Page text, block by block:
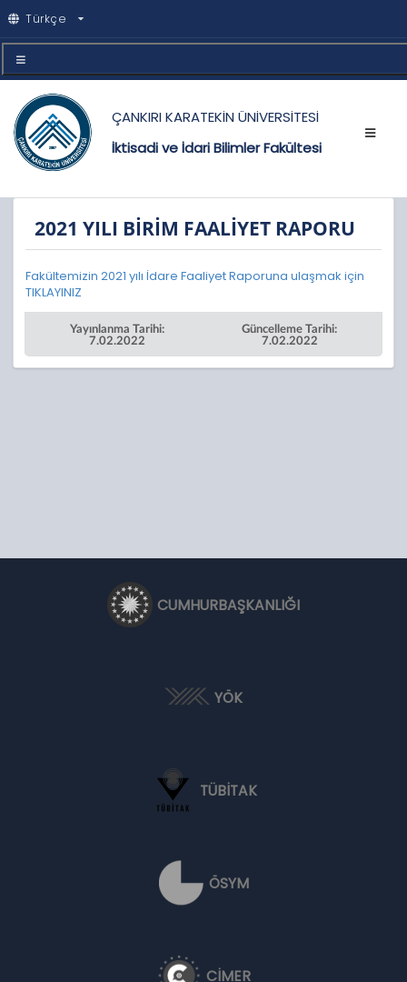
Türkçe
ÇANKIRI KARATEKİN ÜNİVERSİTESİ
İktisadi ve İdari Bilimler Fakültesi
2021 YILI BİRİM FAALİYET RAPORU
Fakültemizin 2021 yılı İdare Faaliyet Raporuna ulaşmak için
TIKLAYINIZ
Yayınlanma Tarihi:
7.02.2022
Güncelleme Tarihi:
7.02.2022
CUMHURBAŞKANLIĞI
YÖK
TÜBİTAK
ÖSYM
CİMER